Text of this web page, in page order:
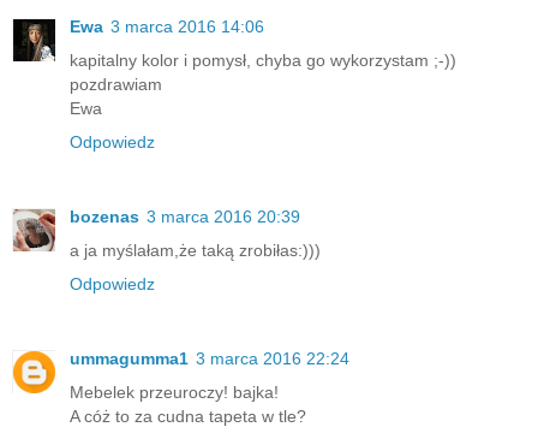
Ewa 3 marca 2016 14:06
kapitalny kolor i pomysł, chyba go wykorzystam ;-))
pozdrawiam
Ewa
Odpowiedz
bozenas 3 marca 2016 20:39
a ja myślałam,że taką zrobiłas:)))
Odpowiedz
ummagumma1 3 marca 2016 22:24
Mebelek przeuroczy! bajka!
A cóż to za cudna tapeta w tle?